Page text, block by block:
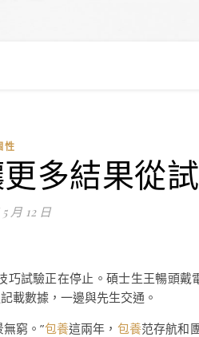
性
多結果從
月 12 日
試驗正在停止。碩士生王暢頭
載數據，一邊與先生交通。
窮。”包養這兩年， 包養范存航和